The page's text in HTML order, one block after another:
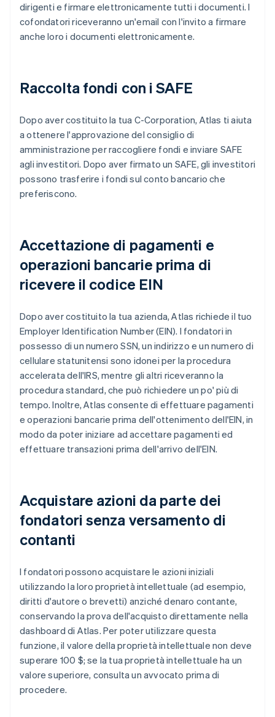
dirigenti e firmare elettronicamente tutti i documenti. I
cofondatori riceveranno un'email con l'invito a firmare
anche loro i documenti elettronicamente.
Raccolta fondi con i SAFE
Dopo aver costituito la tua C-Corporation, Atlas ti aiuta
a ottenere l'approvazione del consiglio di
amministrazione per raccogliere fondi e inviare SAFE
agli investitori. Dopo aver firmato un SAFE, gli investitori
possono trasferire i fondi sul conto bancario che
preferiscono.
Accettazione di pagamenti e
operazioni bancarie prima di
ricevere il codice EIN
Dopo aver costituito la tua azienda, Atlas richiede il tuo
Employer Identification Number (EIN). I fondatori in
possesso di un numero SSN, un indirizzo e un numero di
cellulare statunitensi sono idonei per la procedura
accelerata dell'IRS, mentre gli altri riceveranno la
procedura standard, che può richiedere un po' più di
tempo. Inoltre, Atlas consente di effettuare pagamenti
e operazioni bancarie prima dell'ottenimento dell'EIN, in
modo da poter iniziare ad accettare pagamenti ed
effettuare transazioni prima dell'arrivo dell'EIN.
Acquistare azioni da parte dei
fondatori senza versamento di
contanti
I fondatori possono acquistare le azioni iniziali
utilizzando la loro proprietà intellettuale (ad esempio,
diritti d'autore o brevetti) anziché denaro contante,
conservando la prova dell'acquisto direttamente nella
dashboard di Atlas. Per poter utilizzare questa
funzione, il valore della proprietà intellettuale non deve
superare 100 $; se la tua proprietà intellettuale ha un
valore superiore, consulta un avvocato prima di
procedere.